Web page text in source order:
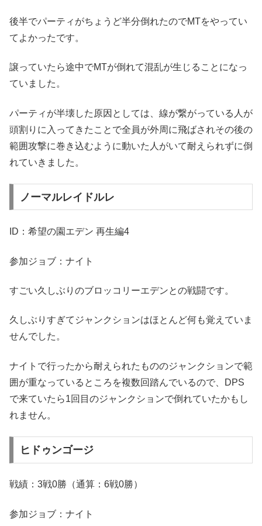
後半でパーティがちょうど半分倒れたのでMTをやってい
てよかったです。
譲っていたら途中でMTが倒れて混乱が生じることになっ
ていました。
パーティが半壊した原因としては、線が繋がっている人が
頭割りに入ってきたことで全員が外周に飛ばされその後の
範囲攻撃に巻き込むように動いた人がいて耐えられずに倒
れていきました。
ノーマルレイドルレ
ID：希望の園エデン 再生編4
参加ジョブ：ナイト
すごい久しぶりのブロッコリーエデンとの戦闘です。
久しぶりすぎてジャンクションはほとんど何も覚えていま
せんでした。
ナイトで行ったから耐えられたもののジャンクションで範
囲が重なっているところを複数回踏んでいるので、DPS
で来ていたら1回目のジャンクションで倒れていたかもし
れません。
ヒドゥンゴージ
戦績：3戦0勝（通算：6戦0勝）
参加ジョブ：ナイト